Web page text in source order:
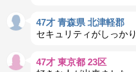
47才 青森県 北津軽郡
セキュリティがしっか
47才 東京都 23区